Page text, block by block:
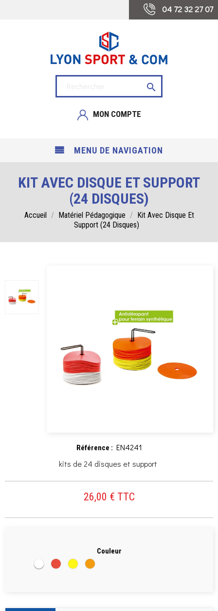
04 72 32 27 07

MON COMPTE
MENU DE NAVIGATION
KIT AVEC DISQUE ET SUPPORT
(24 DISQUES)
Accueil Matériel Pédagogique
Kit Avec Disque Et
Support (24 Disques)
Référence : EN4241
kits de 24 disques et support
26,00 € TTC
Couleur
BlancRougeJauneOrange